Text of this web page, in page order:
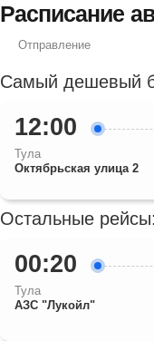
Расписание
Отправление
Самый дешевый
12:00
Тула
Октябрьская улица 2
Остальные рейсы:
00:20
Тула
АЗС "Лукойл"